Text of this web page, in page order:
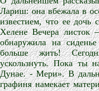
Лариш: она вбежала в
известием, что ее дочь
Хелене Вечера
обнаружила на
больше жить!
ускользнуть. Пока ты
Дунае. - Мери». В
графиня намекает